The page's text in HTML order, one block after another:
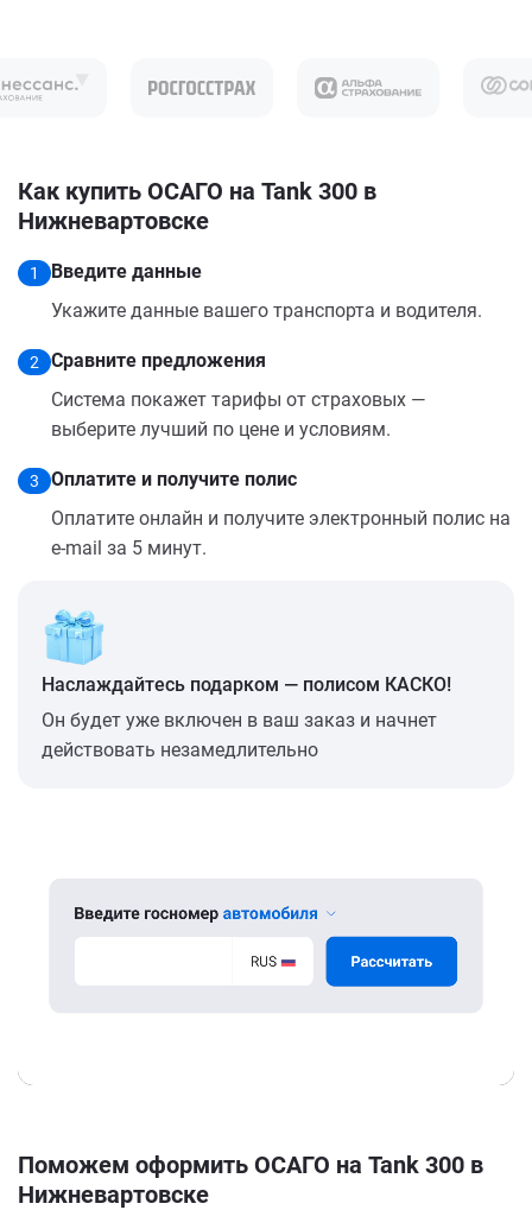
Как купить ОСАГО на Tank 300 в
Нижневартовске
1
Введите данные
Укажите данные вашего транспорта и водителя.
2
Сравните предложения
Система покажет тарифы от страховых —
выберите лучший по цене и условиям.
3
Оплатите и получите полис
Оплатите онлайн и получите электронный полис на
e-mail за 5 минут.
Наслаждайтесь подарком — полисом КАСКО!
Он будет уже включен в ваш заказ и начнет
действовать незамедлительно
Поможем оформить ОСАГО на Tank 300 в
Нижневартовске